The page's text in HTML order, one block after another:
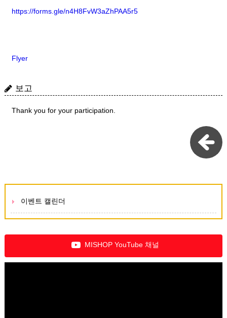
https://forms.gle/n4H8FvW3aZhPAA5r5
Flyer
보고
Thank you for your participation.
이벤트 캘린더
MISHOP YouTube 채널